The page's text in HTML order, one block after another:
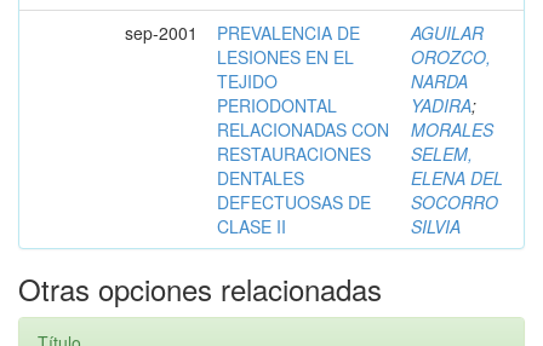
sep-2001
PREVALENCIA DE
LESIONES EN EL
TEJIDO
PERIODONTAL
RELACIONADAS CON
RESTAURACIONES
DENTALES
DEFECTUOSAS DE
CLASE II
AGUILAR
OROZCO,
NARDA
YADIRA;
MORALES
SELEM,
ELENA DEL
SOCORRO
SILVIA
Otras opciones relacionadas